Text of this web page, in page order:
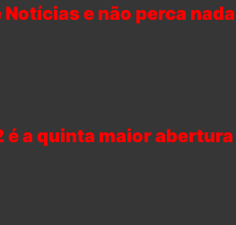
e não perca nada
a quinta maior abertura